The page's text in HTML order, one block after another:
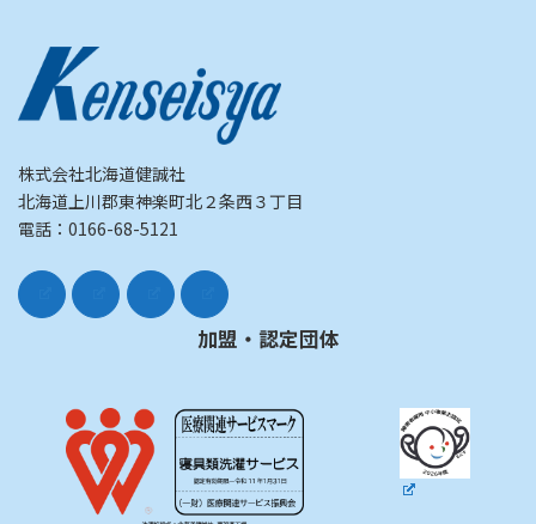
株式会社北海道健誠社
北海道上川郡東神楽町北２条西３丁目
電話：0166-68-5121
加盟・認定団体